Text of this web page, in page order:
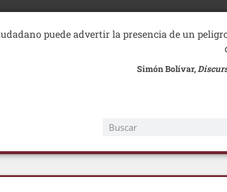
puede advertir la presencia de un
Simón Bolívar,